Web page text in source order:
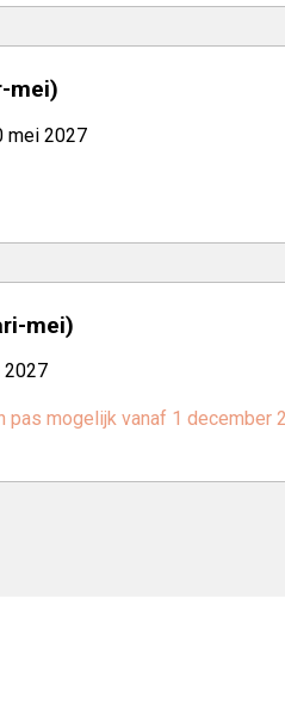
mei)
mei 2027
mei)
2027
mogelijk vanaf 1 december